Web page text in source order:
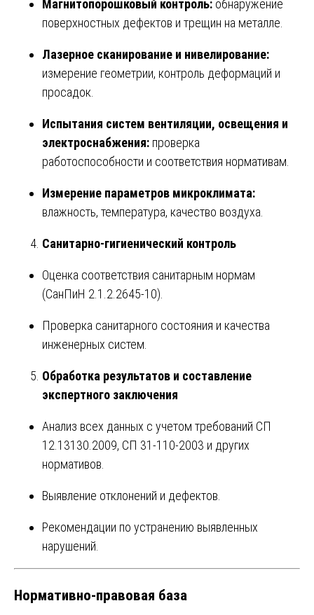
Магнитопорошковый контроль: обнаружение
поверхностных дефектов и трещин на металле.
Лазерное сканирование и нивелирование:
измерение геометрии, контроль деформаций и
просадок.
Испытания систем вентиляции, освещения и
электроснабжения: проверка
работоспособности и соответствия нормативам.
Измерение параметров микроклимата:
влажность, температура, качество воздуха.
Санитарно-гигиенический контроль
Оценка соответствия санитарным нормам
(СанПиН 2.1.2.2645-10).
Проверка санитарного состояния и качества
инженерных систем.
Обработка результатов и составление
экспертного заключения
Анализ всех данных с учетом требований СП
12.13130.2009, СП 31-110-2003 и других
нормативов.
Выявление отклонений и дефектов.
Рекомендации по устранению выявленных
нарушений.
Нормативно-правовая база